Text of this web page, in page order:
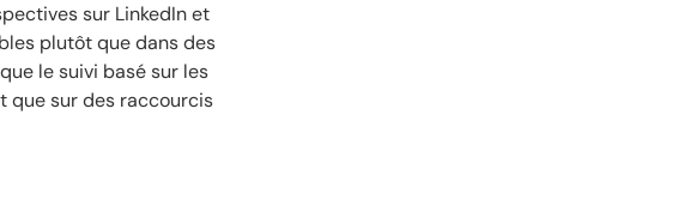
sur LinkedIn et
plutôt que dans des
le suivi basé sur les
que sur des raccourcis